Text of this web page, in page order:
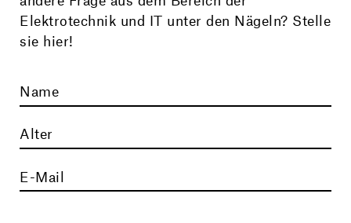
Elektrotechnik und IT unter den Nägeln? Stelle
sie hier!
Name
Alter
E-Mail